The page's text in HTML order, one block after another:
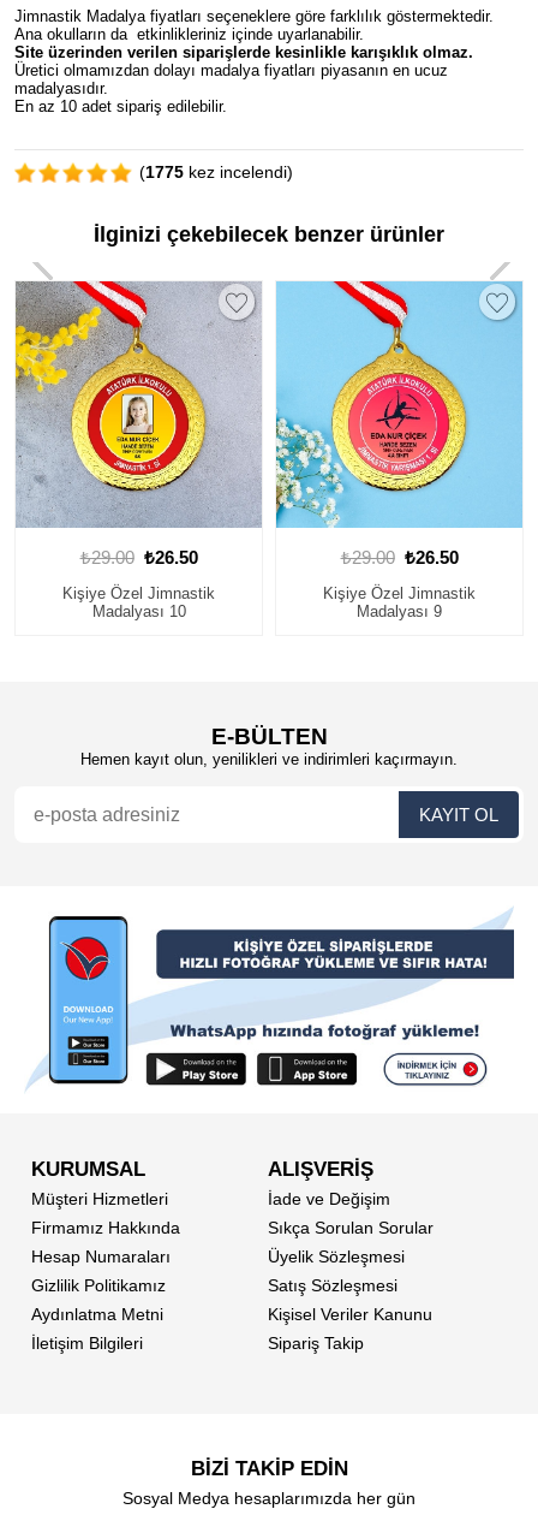
Jimnastik Madalya fiyatları seçeneklere göre farklılık göstermektedir.
Ana okulların da etkinlikleriniz içinde uyarlanabilir.
Site üzerinden verilen siparişlerde kesinlikle karışıklık olmaz.
Üretici olmamızdan dolayı madalya fiyatları piyasanın en ucuz
madalyasıdır.
En az 10 adet sipariş edilebilir.
(1775 kez incelendi)
İlginizi çekebilecek benzer ürünler
₺29.00 ₺26.50
Kişiye Özel Jimnastik
Madalyası 10
₺29.00 ₺26.50
Kişiye Özel Jimnastik
Madalyası 9
E-BÜLTEN
Hemen kayıt olun, yenilikleri ve indirimleri kaçırmayın.
KURUMSAL
Müşteri Hizmetleri
Firmamız Hakkında
Hesap Numaraları
Gizlilik Politikamız
Aydınlatma Metni
İletişim Bilgileri
ALIŞVERİŞ
İade ve Değişim
Sıkça Sorulan Sorular
Üyelik Sözleşmesi
Satış Sözleşmesi
Kişisel Veriler Kanunu
Sipariş Takip
BİZİ TAKİP EDİN
Sosyal Medya hesaplarımızda her gün